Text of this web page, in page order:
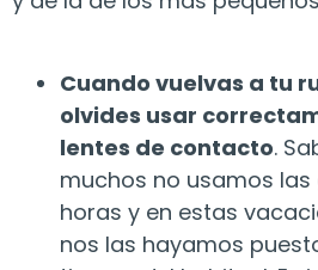
Cuando vuelvas a tu
olvides usar
lentes de contacto.
muchos no usamos
horas y en estas
nos las hayamos